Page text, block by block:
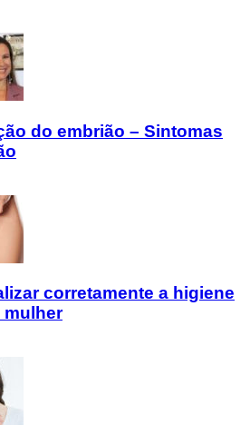
do embrião – Sintomas
corretamente a higiene
mulher